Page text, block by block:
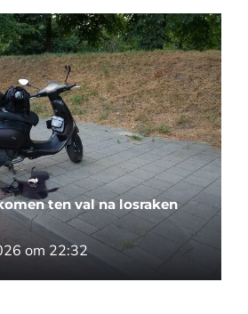
ten val na losraken
om 22:32